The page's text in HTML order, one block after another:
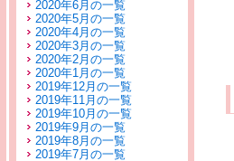
2020年6月の一覧
2020年5月の一覧
2020年4月の一覧
2020年3月の一覧
2020年2月の一覧
2020年1月の一覧
2019年12月の一覧
2019年11月の一覧
2019年10月の一覧
2019年9月の一覧
2019年8月の一覧
2019年7月の一覧